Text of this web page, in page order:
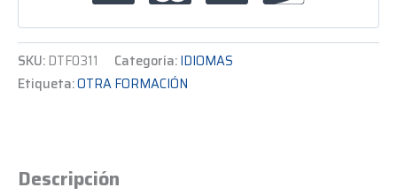
SKU: DTF0311 Categoría:IDIOMAS
Etiqueta:OTRA FORMACIÓN
Descripción